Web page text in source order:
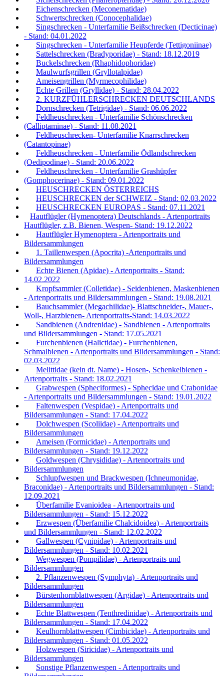
Eichenschrecken (Meconematidae)
Schwertschrecken (Conocephalidae)
Singschrecken - Unterfamilie Beißschrecken (Decticinae)
- Stand: 04.01.2022
Singschrecken - Unterfamilie Heupferde (Tettigoniinae)
Sattelschrecken (Bradyporidae) - Stand: 18.12.2019
Buckelschrecken (Rhaphidophoridae)
Maulwurfsgrillen (Gryllotalpidae)
Ameisengrillen (Myrmecophilidae)
Echte Grillen (Gryllidae) - Stand: 28.04.2022
2. KURZFÜHLERSCHRECKEN DEUTSCHLANDS
Dornschrecken (Tetrigidae) - Stand: 06.06.2022
Feldheuschrecken - Unterfamilie Schönschrecken
(Calliptaminae) - Stand: 11.08.2021
Feldheuschrecken- Unterfamilie Knarrschrecken
(Catantopinae)
Feldheuschrecken - Unterfamilie Ödlandschrecken
(Oedipodinae) - Stand: 20.06.2022
Feldheuschrecken - Unterfamilie Grashüpfer
(Gomphocerinae) - Stand: 09.01.2022
HEUSCHRECKEN ÖSTERREICHS
HEUSCHRECKEN der SCHWEIZ - Stand: 02.03.2022
HEUSCHRECKEN EUROPAS - Stand: 07.11.2021
Hautflügler (Hymenoptera) Deutschlands - Artenportraits
Hautflügler, z.B. Bienen, Wespen- Stand: 19.12.2022
Hautflügler Hymenoptera - Artenportraits und
Bildersammlungen
1. Taillenwespen (Apocrita) -Artenportraits und
Bildersammlungen
Echte Bienen (Apidae) - Artenportraits - Stand:
14.02.2022
Kropfsammler (Colletidae) - Seidenbienen, Maskenbienen
- Artenportraits und Bildersammlungen - Stand: 19.08.2021
Bauchsammler (Megachilidae)- Blattschneider-, Mauer-,
Woll-, Harzbienen- Artenportraits-Stand: 14.03.2022
Sandbienen (Andrenidae) - Sandbienen - Artenportraits
und Bildersammlungen - Stand: 17.05.2021
Furchenbienen (Halictidae) - Furchenbienen,
Schmalbienen - Artenportraits und Bildersammlungen - Stand:
02.03.2022
Melittidae (kein dt. Name) - Hosen-, Schenkelbienen -
Artenportraits - Stand: 18.02.2021
Grabwespen (Spheciformes) - Sphecidae und Crabonidae
- Artenportraits und Bildersammlungen - Stand: 19.01.2022
Faltenwespen (Vespidae) - Artenportraits und
Bildersammlungen - Stand: 17.04.2022
Dolchwespen (Scoliidae) - Artenportraits und
Bildersammlungen
Ameisen (Formicidae) - Artenportraits und
Bildersammlungen - Stand: 19.12.2022
Goldwespen (Chrysididae) - Artenportraits und
Bildersammlungen
Schlupfwespen und Brackwespen (Ichneumonidae,
Braconidae) - Artenportraits und Bildersammlungen - Stand:
12.09.2021
Überfamilie Evanioidea - Artenportraits und
Bildersammlungen - Stand: 15.12.2022
Erzwespen (Überfamilie Chalcidoidea) - Artenportraits
und Bildersammlungen - Stand: 12.02.2022
Gallwespen (Cynipidae) - Artenportraits und
Bildersammlungen - Stand: 10.02.2021
Wegwespen (Pompilidae) - Artenportraits und
Bildersammlungen
2. Pflanzenwespen (Symphyta) - Artenportraits und
Bildersammlungen
Bürstenhornblattwespen (Argidae) - Artenportraits und
Bildersammlungen
Echte Blattwespen (Tenthredinidae) - Artenportraits und
Bildersammlungen - Stand: 17.04.2022
Keulhornblattwespen (Cimbicidae) - Artenportraits und
Bildersammlungen - Stand: 01.05.2022
Holzwespen (Siricidae) - Artenportraits und
Bildersammlungen
Sonstige Pflanzenwespen - Artenportraits und